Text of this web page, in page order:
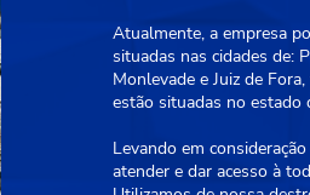
Atualmente, a empresa
situadas nas cidades de:
Monlevade e Juiz de
estão situadas no estado
Levando em
atender e dar acesso à